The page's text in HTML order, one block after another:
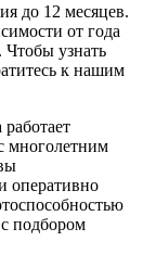
до 12 месяцев.
от года
Чтобы узнать
к нашим
многолетним
оперативно
подбором